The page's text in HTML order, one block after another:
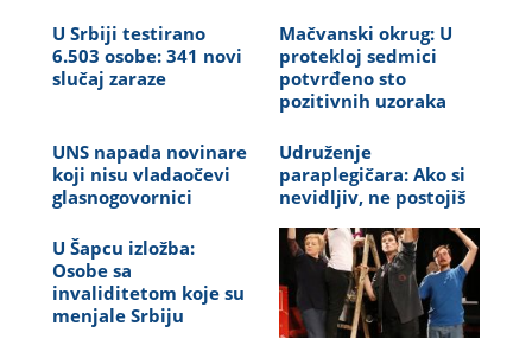
U Srbiji testirano
6.503 osobe: 341 novi
slučaj zaraze
Mačvanski okrug: U
protekloj sedmici
potvrđeno sto
pozitivnih uzoraka
UNS napada novinare
koji nisu vladaočevi
glasnogovornici
Udruženje
paraplegičara: Ako si
nevidljiv, ne postojiš
U Šapcu izložba:
Osobe sa
invaliditetom koje su
menjale Srbiju